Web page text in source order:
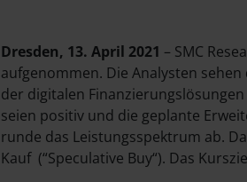
Dresden, 13. April 2021 – SMC
aufgenommen. Die Analysten
der digitalen
seien positiv und die geplante
runde das Leistungsspektrum ab.
Kauf (“Speculative Buy“). Das